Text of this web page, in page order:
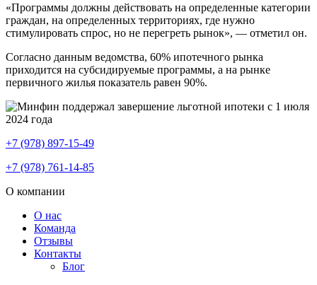
«Программы должны действовать на определенные категории
граждан, на определенных территориях, где нужно
стимулировать спрос, но не перегреть рынок», — отметил он.
Согласно данным ведомства, 60% ипотечного рынка
приходится на субсидируемые программы, а на рынке
первичного жилья показатель равен 90%.
+7 (978) 897-15-49
+7 (978) 761-14-85
О компании
О нас
Команда
Отзывы
Контакты
Блог